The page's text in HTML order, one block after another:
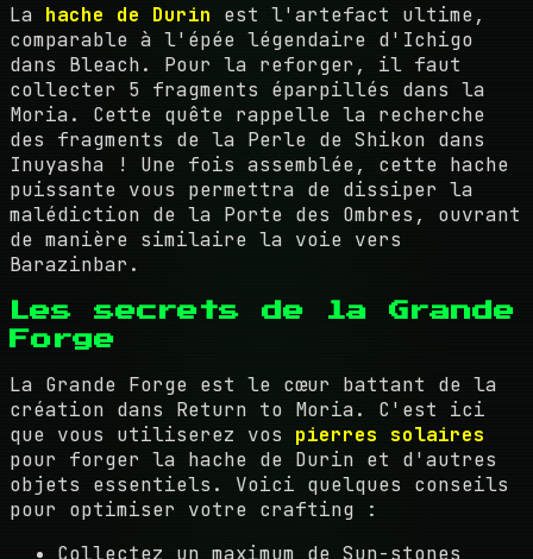
La hache de Durin est l'artefact ultime,
comparable à l'épée légendaire d'Ichigo
dans Bleach. Pour la reforger, il faut
collecter 5 fragments éparpillés dans la
Moria. Cette quête rappelle la recherche
des fragments de la Perle de Shikon dans
Inuyasha ! Une fois assemblée, cette hache
puissante vous permettra de dissiper la
malédiction de la Porte des Ombres, ouvrant
de manière similaire la voie vers
Barazinbar.
Les secrets de la Grande
Forge
La Grande Forge est le cœur battant de la
création dans Return to Moria. C'est ici
que vous utiliserez vos pierres solaires
pour forger la hache de Durin et d'autres
objets essentiels. Voici quelques conseils
pour optimiser votre crafting :
Collectez un maximum de Sun-stones